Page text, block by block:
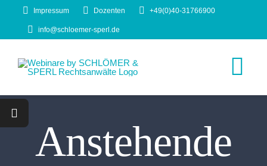
Impressum Dozenten +49(0)40-31766900
info@schloemer-sperl.de
ÜBER UNS
Anstehende